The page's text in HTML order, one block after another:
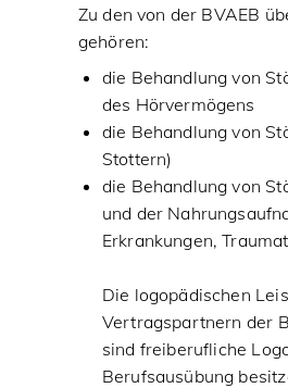
Zu den von der BVAEB
gehören:
die Behandlung von
des Hörvermögens
die Behandlung von
Stottern)
die Behandlung von
und der
Erkrankungen,
Die logopädischen
Vertragspartnern der
sind freiberufliche
Berufsausübung